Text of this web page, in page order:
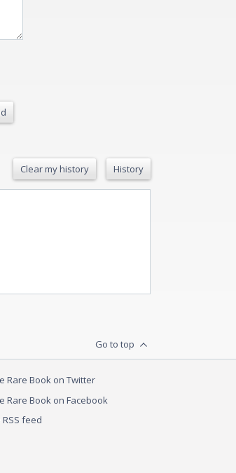
Clear my history History
Go to top
Rare Book on Twitter
Rare Book on Facebook
RSS feed